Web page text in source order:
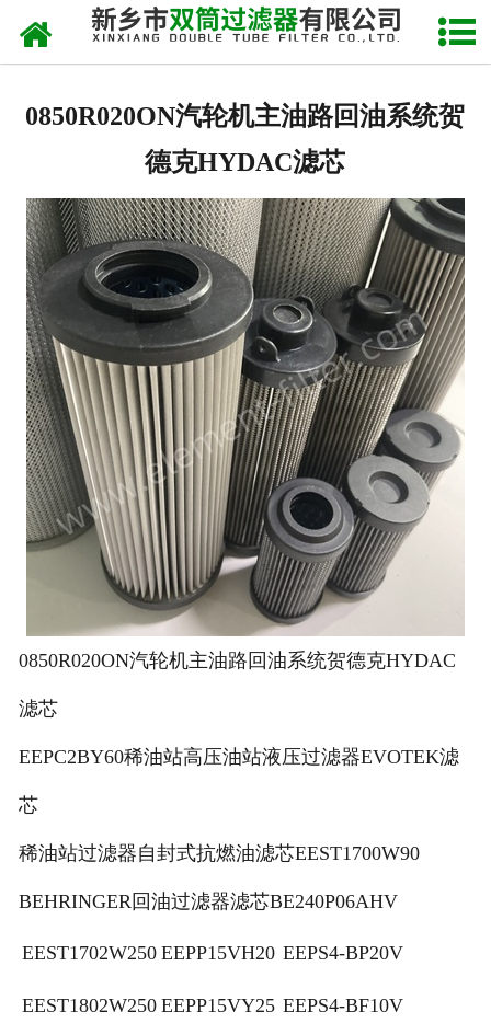
网站首页
新闻中心
产品快讯
在线留言
联系我们
网站地图
0850R020ON汽轮机主油路回油系统贺
德克HYDAC滤芯
0850R020ON汽轮机主油路回油系统贺德克HYDAC
滤芯
EEPC2BY60稀油站高压油站液压过滤器EVOTEK滤
芯
稀油站过滤器自封式抗燃油滤芯EEST1700W90
BEHRINGER回油过滤器滤芯BE240P06AHV
EEST1702W250 EEPP15VH20 EEPS4-BP20V
EEST1802W250 EEPP15VY25 EEPS4-BF10V